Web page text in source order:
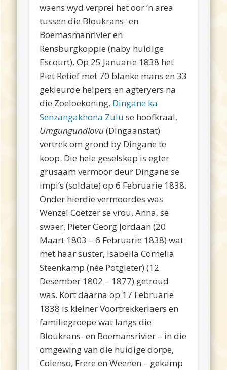
waens wyd verprei hetoor‘n area
tussen die Bloukrans-en
Boemasmanrivieren
Rensburgkoppie (naby huidige
Escourt). Op 25 Januarie 1838 het
Piet Retief met 70 blanke mans en 33
gekleurde helpers en agteryers na
die Zoeloekoning, Dingane ka
Senzangakhona Zulu se hoofkraal,
Umgungundlovu(Dingaanstat)
vertrek om grond by Dingane te
koop. Die hele geselskap is egter
grusaam vermoor deur Dingane se
impi’s (soldate) op 6 Februarie 1838.
Onder hierdie vermoordes was
Wenzel Coetzer se vrou, Anna, se
swaer, Pieter Georg Jordaan (20
Maart 1803 – 6 Februarie 1838) wat
met haar suster, Isabella Cornelia
Steenkamp (née Potgieter) (12
Desember 1802 – 1877) getroud
was. Kort daarna op 17 Februarie
1838 is kleiner Voortrekkerlaers en
familiegroepe wat langs die
Bloukrans- en Boemansrivier – in die
omgewing van die huidige dorpe,
Colenso, Frere en Weenen – gekamp